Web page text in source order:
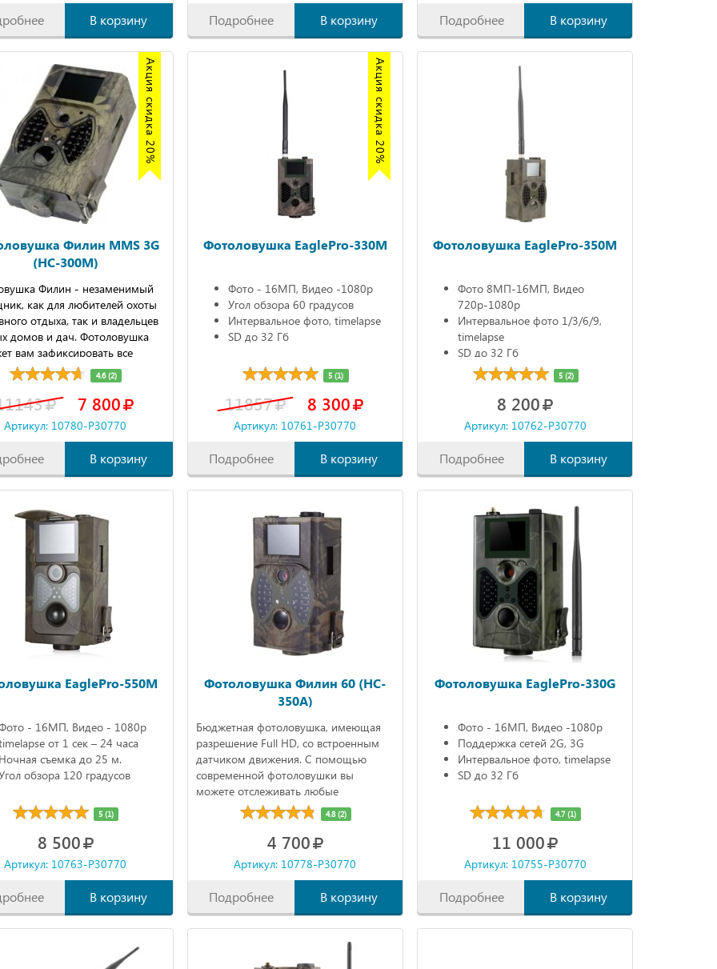
В корзину Подробнее В корзину Подробнее В корзину
Акция скидка 20%
Филин MMS 3G
(HC-300M)
Филин - незаменимый
как для любителей охоты
отдыха, так и владельцев
домов и дач. Фотоловушка
вам зафиксировать все
в интересующем вас
4.6 (2)
7 800
Артикул: 10780-P30770
В корзину
Акция скидка 20%
Фотоловушка EaglePro-330M
Фото - 16МП, Видео -1080р
Угол обзора 60 градусов
Интервальное фото, timelapse
SD до 32 Гб
5 (1)
11857 8 300
Артикул: 10761-P30770
Подробнее В корзину
Фотоловушка EaglePro-350M
Фото 8МП-16МП, Видео
720р-1080р
Интервальное фото 1/3/6/9,
timelapse
SD до 32 Гб
ЖК дисплей
5 (2)
8 200
Артикул: 10762-P30770
Подробнее В корзину
EaglePro-550M
- 16МП, Видео - 1080р
от 1 сек – 24 часа
Ночная съемка до 25 м.
обзора 120 градусов
5 (1)
8 500
Артикул: 10763-P30770
В корзину
Фотоловушка Филин 60 (HC-
350A)
Бюджетная фотоловушка, имеющая
разрешение Full HD, со встроенным
датчиком движения. С помощью
современной фотоловушки вы
можете отслеживать любые
перемещения в выбранном секторе,
совершать фото и видеосъемку.
4.8 (2)
4 700
Артикул: 10778-P30770
Подробнее В корзину
Фотоловушка EaglePro-330G
Фото - 16МП, Видео -1080р
Поддержка сетей 2G, 3G
Интервальное фото, timelapse
SD до 32 Гб
4.7 (1)
11 000
Артикул: 10755-P30770
Подробнее В корзину